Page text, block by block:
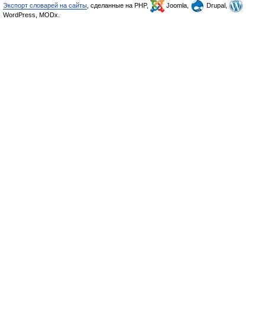
Экспорт словарей на сайты , сделанные на PHP, Joomla,
Drupal,
WordPress, MODx.